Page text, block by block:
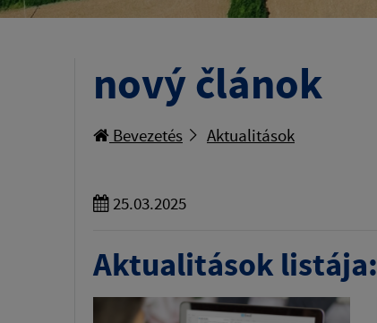
nový článok
Bevezetés Aktualitások
25.03.2025
Aktualitások listája: